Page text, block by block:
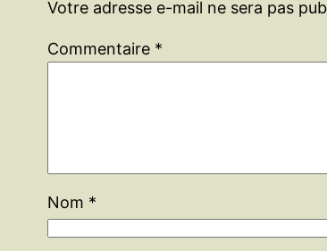
Votre adresse e-mail ne sera pas
Commentaire *
Nom *